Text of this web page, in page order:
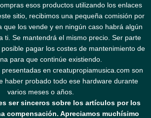
esos productos utilizando los enlaces
sitio, recibimos una pequeña comisión por
que los vende y en ningún caso habrá algún
ti. Se mantendrá el mismo precio. Ser parte
pagar los costes de mantenimiento de
para que continúe existiendo.
en creatupropiamusica.com son
haber probado todo ese hardware durante
varios meses o años.
ser sinceros sobre los artículos por los
compensación. Apreciamos muchísimo